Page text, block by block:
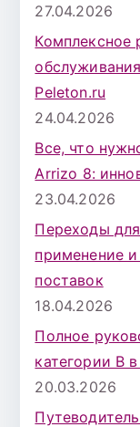
27.04.2026
Комплексное
Peleton.ru
24.04.2026
Все, что
Arrizo 8:
23.04.2026
Переходы
применение
поставок
18.04.2026
Полное
категории B
20.03.2026